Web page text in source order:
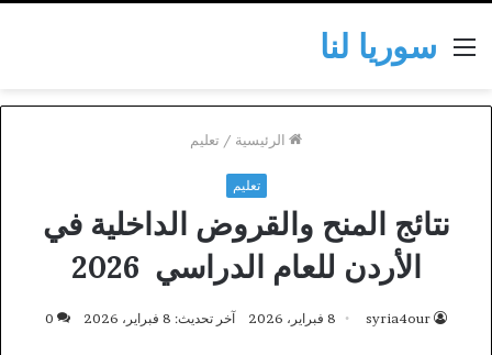
سوريا لناالقائمة
الرئيسية / تعليم
تعليم
نتائج المنح والقروض الداخلية في
الأردن للعام الدراسي 2026
syria4our 8 فبراير، 2026 آخر تحديث: 8 فبراير، 2026 0